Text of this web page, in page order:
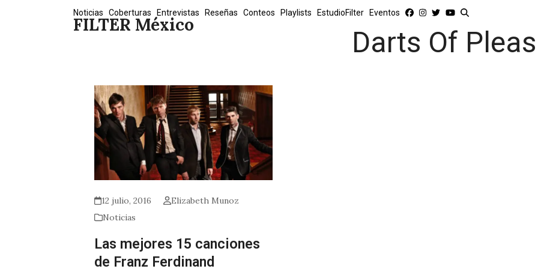
FILTER México
Noticias Coberturas Entrevistas Reseñas Conteos Playlists EstudioFilter Eventos
Darts Of
12 julio, 2016
Elizabeth Munoz
Noticias
Las mejores 15 canciones
de Franz Ferdinand